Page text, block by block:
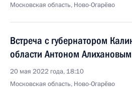
Московская область, Ново-Огарёво
Встреча с губернатором
области Антоном Алихановым
20 мая 2022 года, 18:10
Московская область, Ново-Огарёво